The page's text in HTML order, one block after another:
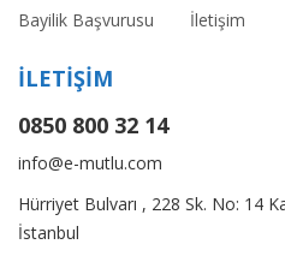
Bayilik Başvurusu
İletişim
İLETİŞİM
0850 800 32 14
info@e-mutlu.com
Hürriyet Bulvarı , 228 Sk. No: 14
İstanbul